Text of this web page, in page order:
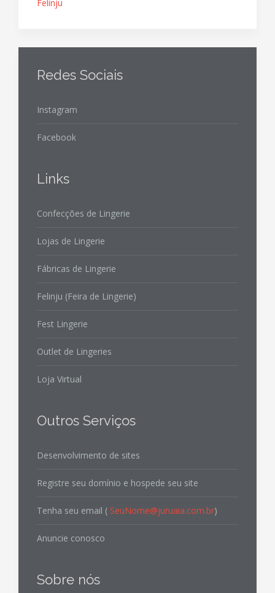
Felinju
Redes Sociais
Instagram
Facebook
Links
Confecções de Lingerie
Lojas de Lingerie
Fábricas de Lingerie
Felinju (Feira de Lingerie)
Fest Lingerie
Outlet de Lingeries
Loja Virtual
Outros Serviços
Desenvolvimento de sites
Registre seu domínio e hospede seu site
Tenha seu email ( SeuNome@juruaia.com.br)
Anuncie conosco
Sobre nós